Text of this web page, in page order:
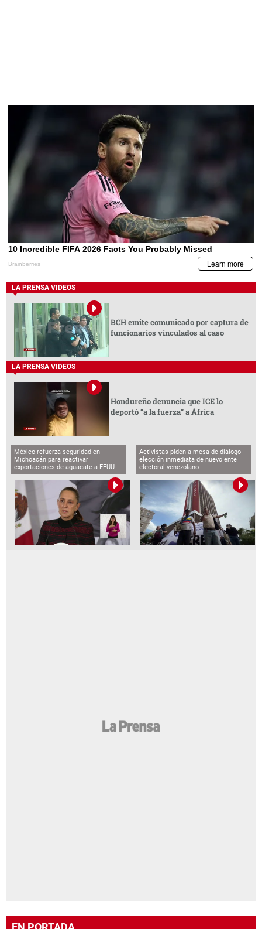
LA PRENSA VIDEOS
BCH emite comunicado por captura de
funcionarios vinculados al caso
LA PRENSA VIDEOS
Hondureño denuncia que ICE lo
deportó “a la fuerza” a África
México refuerza seguridad en
Michoacán para reactivar
exportaciones de aguacate a EEUU
Activistas piden a mesa de diálogo
elección inmediata de nuevo ente
electoral venezolano